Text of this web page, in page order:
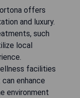
offers
and luxury.
such
local
facilities
enhance
environment